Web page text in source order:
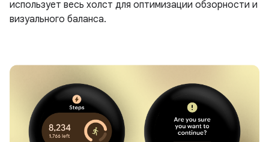
использует весь холст для оптимизации обзорности и
визуального баланса.